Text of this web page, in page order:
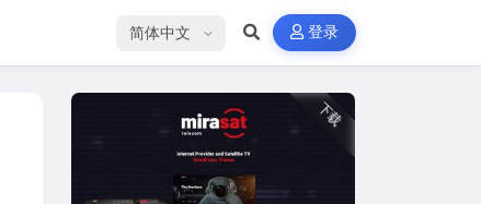
选择语言 登录
下载